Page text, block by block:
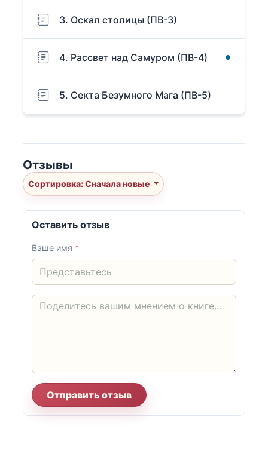
3. Оскал столицы (ПВ-3)
4. Рассвет над Самуром (ПВ-4)
5. Секта Безумного Мага (ПВ-5)
Отзывы
Сортировка: Сначала новые
Оставить отзыв
Ваше имя *
Отправить отзыв